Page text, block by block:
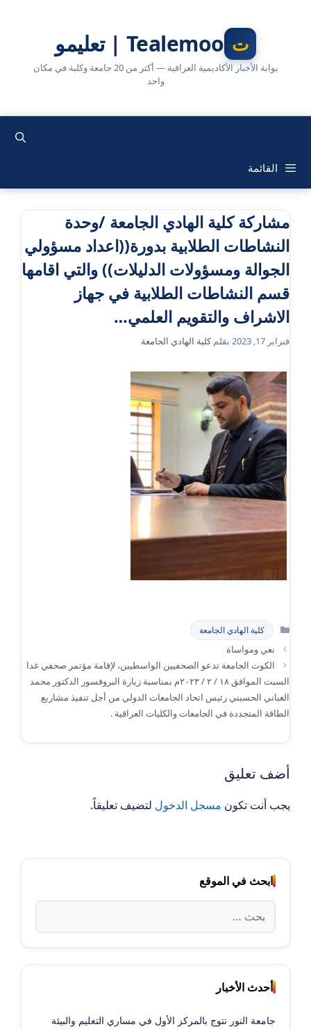
Tealemoo | تعليمو
بوابة الأخبار الأكاديمية العراقية — أكثر من 20 جامعة وكلية في مكان
واحد
القائمة
مشاركة كلية الهادي الجامعة /وحدة
النشاطات الطلابية بدورة((اعداد مسؤولي
الجوالة ومسؤولات الدليلات)) والتي اقامها
قسم النشاطات الطلابية في جهاز
الاشراف والتقويم العلمي…
فبراير 17, 2023 بقلمكلية الهادي الجامعة
التصنيفات
كلية الهادي الجامعة
نعي ومواساة
الكوت الجامعة تدعو الصحفيين الواسطيين، لإقامة مؤتمر صحفي غدا
السبت الموافق ١٨ / ٢ / ٢٠٢٣م بمناسبة زيارة البروفسور الدكتور محمد
الغباني الحسيني رئيس اتحاد الجامعات الدولي من أجل تنفيذ مشاريع
الطاقة المتجددة في الجامعات والكليات العراقية .
أضف تعليق
يجب أنت تكون مسجل الدخول لتضيف تعليقاً.
ابحث في الموقع
البحث
عن:
أحدث الأخبار
جامعة النور تتوج بالمركز الأول في مساري التعليم والبيئة